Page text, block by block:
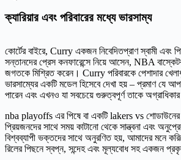
ক্যারিয়ার এবং পরিবারের মধ্যে ভারসাম্য
কোর্টের বাইরে, Curry একজন নিবেদিতপ্রাণ স্বামী এবং
সন্তানদের প্রেস কনফারেন্সে নিয়ে আসেন, NBA
জগতকে মিশ্রিত করেন। Curry পরিবারকে পেশাদার
ভারসাম্যের একটি মডেল হিসেবে দেখা হয় – প্রমাণ যে
পারেন এবং এখনও যা সবচেয়ে গুরুত্বপূর্ণ তাকে অগ্রাধিকার
nba playoffs এর পিষে বা একটি lakers vs
প্রিয়জনদের সাথে সময় কাটানো থেকে সান্ত্বনা এবং
বিশ্বব্যাপী ভক্তদের সাথে অনুরণিত হয়, আমাদের মনে
রিলের পিছনে স্বপ্ন, সন্দেহ এবং মূল্যবোধ সহ একজন